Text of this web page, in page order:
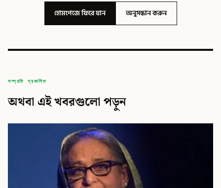
হোমপেজে ফিরে যান অনুসন্ধান করুন
সম্প্রতি প্রকাশিত
অথবা এই খবরগুলো পড়ুন